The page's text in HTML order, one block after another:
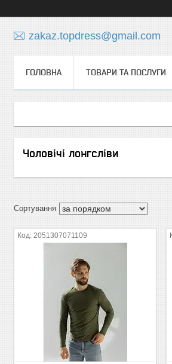
zakaz.topdress@gmail.com
ГОЛОВНА ТОВАРИ ТА ПОСЛУГИ
Чоловічі лонгсліви
2051307071109